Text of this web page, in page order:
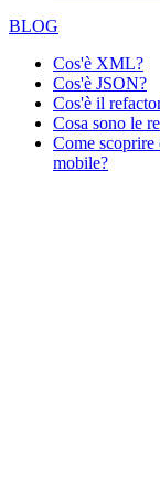
BLOG
Cos'è XML?
Cos'è JSON?
Cos'è il
Cosa sono le
Come
mobile?